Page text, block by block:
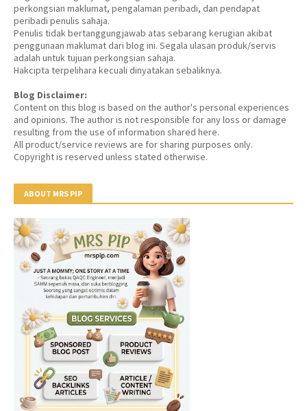
perkongsian maklumat, pengalaman peribadi, dan pendapat
peribadi penulis sahaja.
Penulis tidak bertanggungjawab atas sebarang kerugian akibat
penggunaan maklumat dari blog ini. Segala ulasan produk/servis
adalah untuk tujuan perkongsian sahaja.
Hakcipta terpelihara kecuali dinyatakan sebaliknya.
Blog Disclaimer:
Content on this blog is based on the author's personal experiences
and opinions. The author is not responsible for any loss or damage
resulting from the use of information shared here.
All product/service reviews are for sharing purposes only.
Copyright is reserved unless stated otherwise.
ABOUT MRS PIP